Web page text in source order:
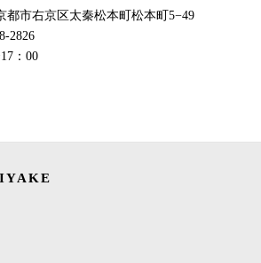
都市右京区太秦松本町松本町5−49
2826
：00